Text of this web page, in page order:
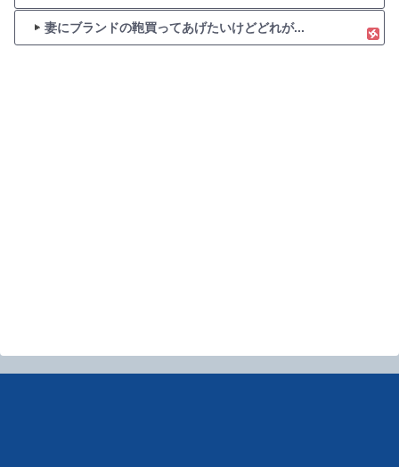
妻にブランドの鞄買ってあげたいけどどれが...